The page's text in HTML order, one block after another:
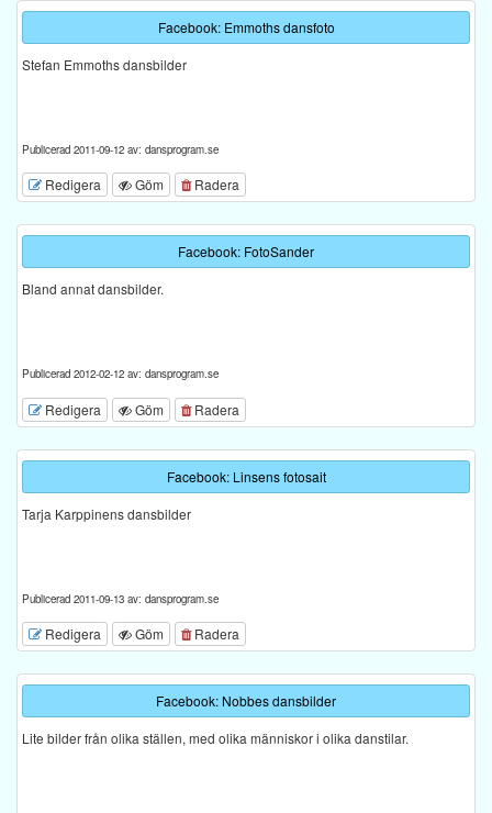
Facebook: Emmoths dansfoto
Stefan Emmoths dansbilder
Publicerad 2011-09-12 av: dansprogram.se
Redigera Göm Radera
Facebook: FotoSander
Bland annat dansbilder.
Publicerad 2012-02-12 av: dansprogram.se
Redigera Göm Radera
Facebook: Linsens fotosait
Tarja Karppinens dansbilder
Publicerad 2011-09-13 av: dansprogram.se
Redigera Göm Radera
Facebook: Nobbes dansbilder
Lite bilder från olika ställen, med olika människor i olika danstilar.